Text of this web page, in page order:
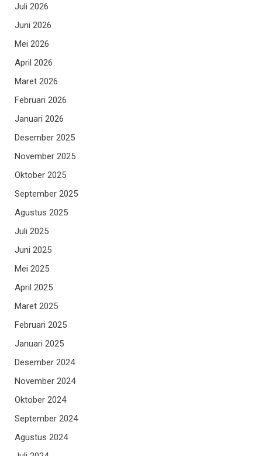
Juli 2026
Juni 2026
Mei 2026
April 2026
Maret 2026
Februari 2026
Januari 2026
Desember 2025
November 2025
Oktober 2025
September 2025
Agustus 2025
Juli 2025
Juni 2025
Mei 2025
April 2025
Maret 2025
Februari 2025
Januari 2025
Desember 2024
November 2024
Oktober 2024
September 2024
Agustus 2024